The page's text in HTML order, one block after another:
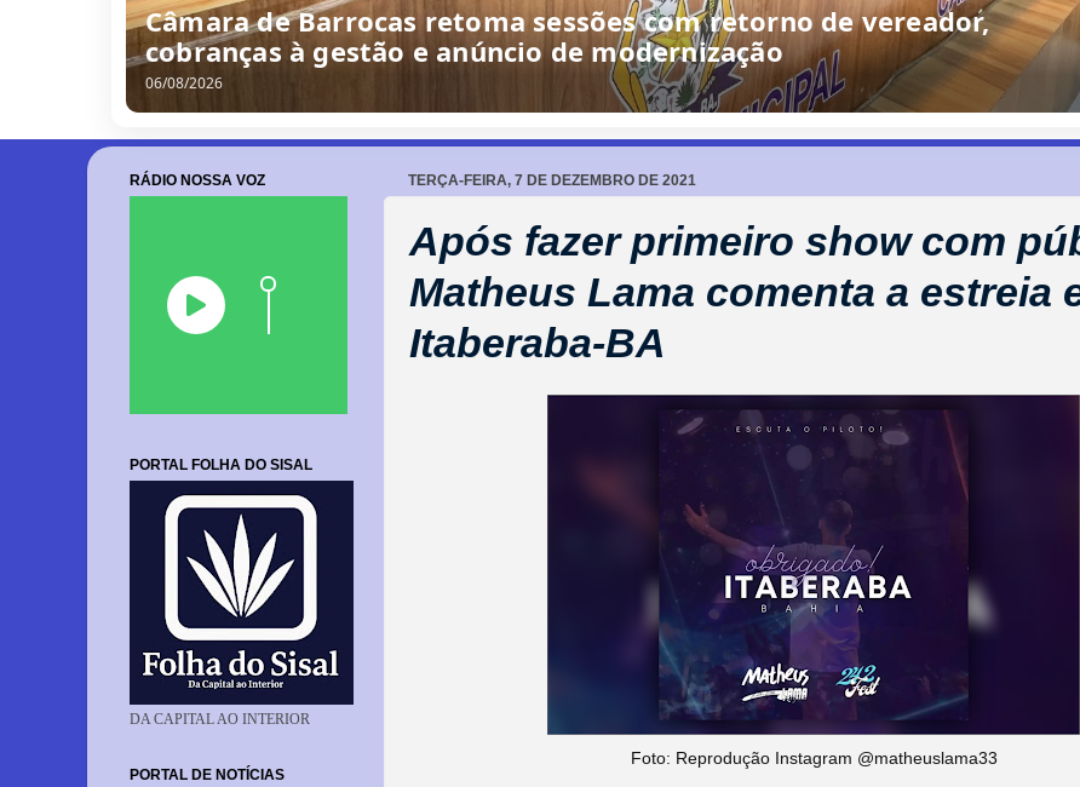
Câmara de Barrocas retoma sessões com retorno de vereador,
cobranças à gestão e anúncio de modernização
06/08/2026
TERÇA-FEIRA, 7 DE DEZEMBRO DE 2021
Após fazer primeiro show com
Matheus Lama comenta a estreia
Itaberaba-BA
Foto: Reprodução Instagram @matheuslama33
RÁDIO NOSSA VOZ
PORTAL FOLHA DO SISAL
DA CAPITAL AO INTERIOR
PORTAL DE NOTÍCIAS